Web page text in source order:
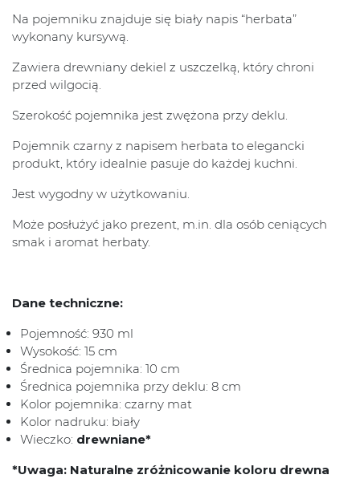
Na pojemniku znajduje się biały napis “herbata”
wykonany kursywą.
Zawiera drewniany dekiel z uszczelką, który chroni
przed wilgocią.
Szerokość pojemnika jest zwężona przy deklu.
Pojemnik czarny z napisem herbata to elegancki
produkt, który idealnie pasuje do każdej kuchni.
Jest wygodny w użytkowaniu.
Może posłużyć jako prezent, m.in. dla osób ceniących
smak i aromat herbaty.
Dane techniczne:
Pojemność: 930 ml
Wysokość: 15 cm
Średnica pojemnika: 10 cm
Średnica pojemnika przy deklu: 8 cm
Kolor pojemnika: czarny mat
Kolor nadruku: biały
Wieczko: drewniane*
*Uwaga: Naturalne zróżnicowanie koloru drewna